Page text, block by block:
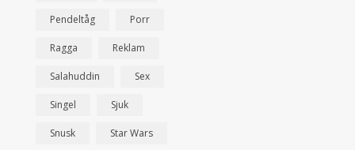
Pendeltåg Porr
Ragga Reklam
Salahuddin Sex
Singel Sjuk
Snusk Star Wars